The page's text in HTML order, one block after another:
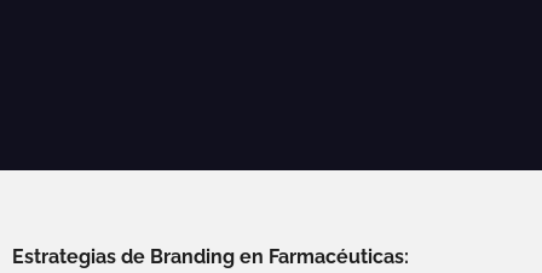
Estrategias de Branding en Farmacéuticas: